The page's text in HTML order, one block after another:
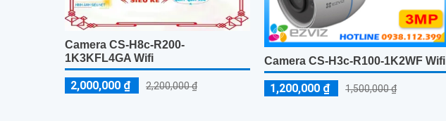
Camera CS-H8c-R200-
1K3KFL4GA Wifi
2,000,000 ₫ 2,200,000 ₫
Camera CS-H3c-R100-1K2WF Wifi
1,200,000 ₫ 1,500,000 ₫